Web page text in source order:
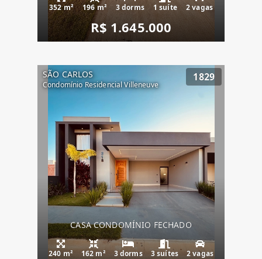
352 m² 196 m² 3 dorms 1 suíte 2 vagas
R$ 1.645.000
SÃO CARLOS
Condomínio Residencial Villeneuve
1829
CASA CONDOMÍNIO FECHADO
240 m² 162 m² 3 dorms 3 suítes 2 vagas